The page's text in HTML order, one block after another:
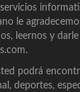
le
leernos y darle
podrá
deportes,